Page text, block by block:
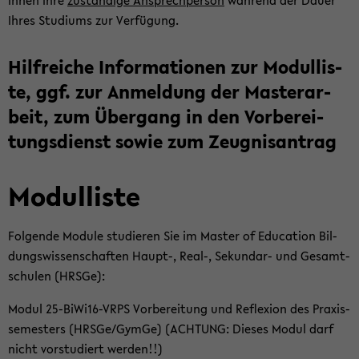
Ihres Stu­di­ums zur Ver­fü­gung.
Hilf­rei­che In­for­ma­tio­nen zur Mo­dul­lis­
te, ggf. zur An­mel­dung der Mas­ter­ar­
beit, zum Über­gang in den Vor­be­rei­
tungs­dienst sowie zum Zeug­nis­an­trag
Mo­dul­lis­te
Fol­gen­de Mo­du­le stu­die­ren Sie im Mas­ter of Edu­ca­ti­on Bil­
dungs­wis­sen­schaf­ten Haupt-​, Real-, Sekundar-​ und Ge­samt­
schu­len (HRSGe):
Modul 25-​BiWi16-VRPS Vor­be­rei­tung und Re­fle­xi­on des Pra­xis­
se­mes­ters (HRSGe/GymGe) (ACH­TUNG: Die­ses Modul darf
nicht vor­stu­diert wer­den!!)